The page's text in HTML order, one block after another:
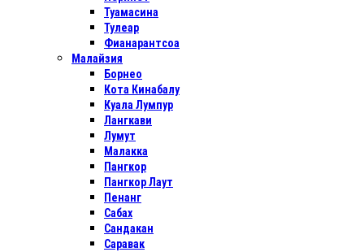
Туамасина
Тулеар
Фианарантсоа
Малайзия
Борнео
Кота Кинабалу
Куала Лумпур
Лангкави
Лумут
Малакка
Пангкор
Пангкор Лаут
Пенанг
Сабах
Сандакан
Саравак